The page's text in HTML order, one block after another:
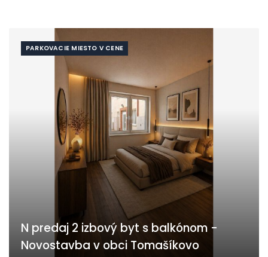
PARKOVACIE MIESTO V CENE
N predaj 2 izbový byt s balkónom -
Novostavba v obci Tomašíkovo